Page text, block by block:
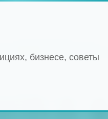
бизнесе, советы